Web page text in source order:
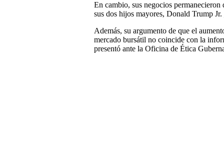
En cambio, sus negocios
sus dos hijos mayores, Donald Trump
Además, su argumento de que el
mercado bursátil no coincide con la
presentó ante la Oficina de Ética